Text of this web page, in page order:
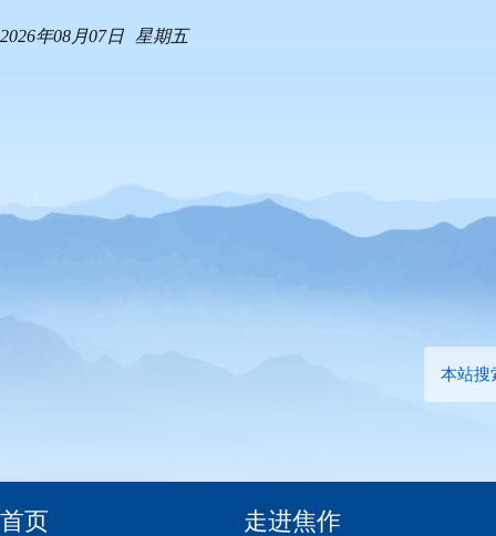
2026年08月07日 星期五
本站搜
首页 走进焦作